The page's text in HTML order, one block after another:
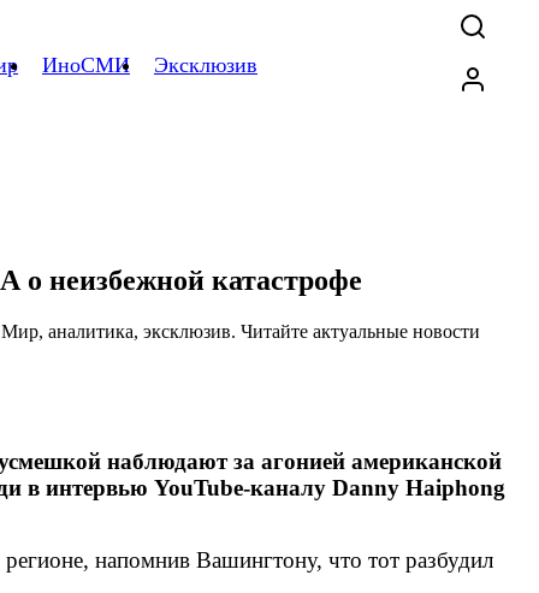
ИноСМИ Эксклюзив
неизбежной катастрофе
наблюдают за агонией американской
в интервью YouTube-каналу Danny Haiphong
напомнив Вашингтону, что тот разбудил